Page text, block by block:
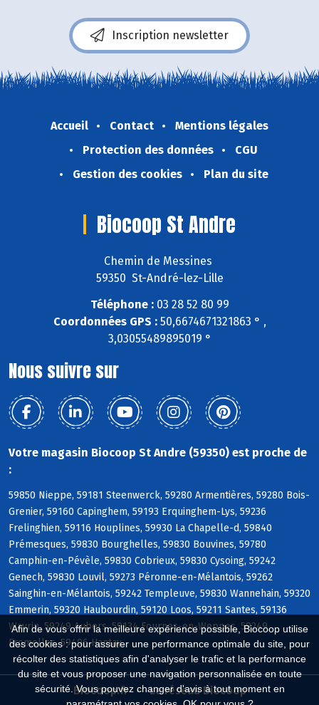
Afin de vous offrir la meilleure expérience possible, Biocoop utilise
des cookies : pour assurer une performance optimale du site, pour
récolter des statistiques afin d'analyser le trafic et la performance
du site et vous proposer une navigation personnalisée en toute
sécurité. Vous pouvez changer d'avis à tout moment en
Inscription newsletter
Accueil Contact
Mentions légales
Protection des données
CGU
Gestion des cookies
Plan du site
Biocoop St Andre
Chemin de Messines
59350 St-André-lez-Lille
Téléphone :03 28 52 80 99
Coordonnées GPS :50,6674671321863 ° ,
3,03055489895019 °
Nous suivre sur
Votre magasin Biocoop St Andre (59350) est proche de
:
59850 Nieppe, 59181 Steenwerck, 59280 Armentières, 59280 Bois-
Grenier, 59160 Capinghem, 59193 Erquinghem-Lys, 59236
Frelinghien, 59116 Houplines, 59930 La Chapelle-d, 59840
Prémesques, 59830 Bourghelles, 59830 Bouvines, 59780
Camphin-en-Pévèle, 59830 Cobrieux, 59830 Cysoing, 59242
Genech, 59830 Louvil, 59273 Péronne-en-Mélantois, 59262
Sainghin-en-Mélantois, 59242 Templeuve, 59830 Wannehain, 59320
Emmerin, 59320 Haubourdin, 59120 Loos, 59211 Santes, 59136
Wavrin, 59249 Aubers, 59134 Fournes-en-Weppes, 59249
Fromelles, 59496 Hantay
Biocoop.fr
Le réseau Biocoop